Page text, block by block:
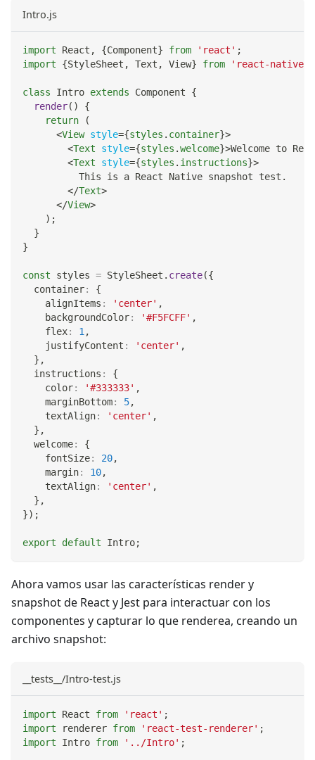
Intro.js
import React , {Component} from 'react' ;
import
{StyleSheet , Text , View} from 'react-native'
class Intro extends Component
{
render( )
{
return
(
<View style={styles . container}>
<Text style={styles .welcome}>Welcome to
<Text style={styles . instructions}>
          This is a React Native snapshot test.
</Text>
</View>
) ;
}
}
const styles = StyleSheet . create({
  container
:
{
    alignItems
: 'center' ,
    backgroundColor
: '#F5FCFF' ,
    flex
: 1,
    justifyContent
: 'center' ,
} ,
  instructions
:
{
    color
: '#333333' ,
    marginBottom
: 5,
    textAlign
: 'center' ,
} ,
  welcome
:
{
    fontSize
: 20,
    margin
: 10,
    textAlign
: 'center' ,
} ,
}) ;
export default Intro;
Ahora vamos usar las características render y
snapshot de React y Jest para interactuar con los
componentes y capturar lo que renderea, creando un
archivo snapshot:
__tests__/Intro-test.js
import React from 'react' ;
import
renderer from 'react-test-renderer' ;
import
Intro from '../Intro' ;